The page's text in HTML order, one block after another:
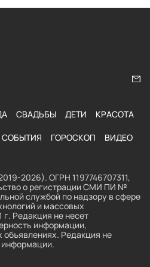
СВАДЬБЫ ДЕТИ КРАСОТА
СОБЫТИЯ ГОРОСКОП ВИДЕО
2026). ОГРН 1197746707311,
о регистрации СМИ ПИ №
службой по надзору в сфере
и массовых
Редакция не несет
информации,
Редакция не
информации.